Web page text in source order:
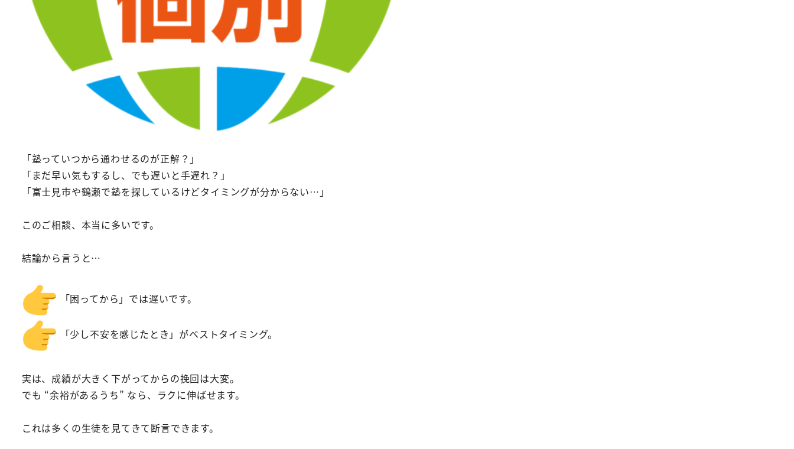
「塾っていつから通わせるのが正解？」
「まだ早い気もするし、でも遅いと手遅れ？」
「富士見市や鶴瀬で塾を探しているけどタイミングが分からない…」
このご相談、本当に多いです。
結論から言うと…
「困ってから」では遅いです。
「少し不安を感じたとき」がベストタイミング。
実は、成績が大きく下がってからの挽回は大変。
でも “余裕があるうち” なら、ラクに伸ばせます。
これは多くの生徒を見てきて断言できます。